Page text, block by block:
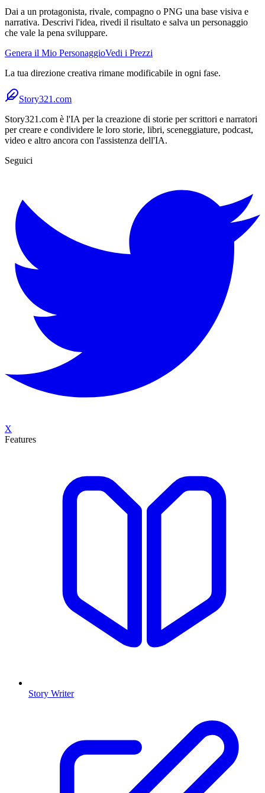
Dai a un protagonista, rivale, compagno o PNG una base visiva e
narrativa. Descrivi l'idea, rivedi il risultato e salva un personaggio
che vale la pena sviluppare.
Genera il Mio PersonaggioVedi i Prezzi
La tua direzione creativa rimane modificabile in ogni fase.
Story321.com
Story321.com è l'IA per la creazione di storie per scrittori e narratori
per creare e condividere le loro storie, libri, sceneggiature, podcast,
video e altro ancora con l'assistenza dell'IA.
Seguici
X
Features
Story Writer